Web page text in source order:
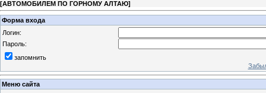
[АВТОМОБИЛЕМ ПО ГОРНОМУ АЛТАЮ]
Форма входа
Логин:
Пароль:
запомнить
Меню сайта